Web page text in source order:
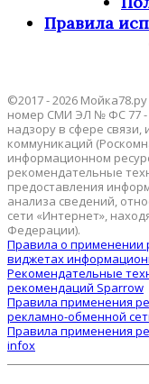
Правила
©2017 - 2026
номер СМИ ЭЛ № ФС 77 -
надзору в сфере
коммуникаций
информационном
рекомендательные
предоставления
анализа сведений,
сети «Интернет»,
Федерации).
Правила о применении
виджетах
Рекомендательные
рекомендаций Sparrow
Правила применения
рекламно-обменной
Правила применения
infox